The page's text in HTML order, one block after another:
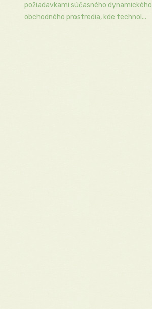
požiadavkami súčasného dynamického
obchodného prostredia, kde technol...